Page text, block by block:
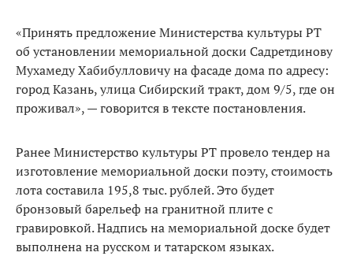
«Принять предложение Министерства культуры РТ
об установлении мемориальной доски Садретдинову
Мухамеду Хабибулловичу на фасаде дома по адресу:
город Казань, улица Сибирский тракт, дом 9/5, где он
проживал», — говорится в тексте постановления.
Ранее Министерство культуры РТ провело тендер на
изготовление мемориальной доски поэту, стоимость
лота составила 195,8 тыс. рублей. Это будет
бронзовый барельеф на гранитной плите с
гравировкой. Надпись на мемориальной доске будет
выполнена на русском и татарском языках.